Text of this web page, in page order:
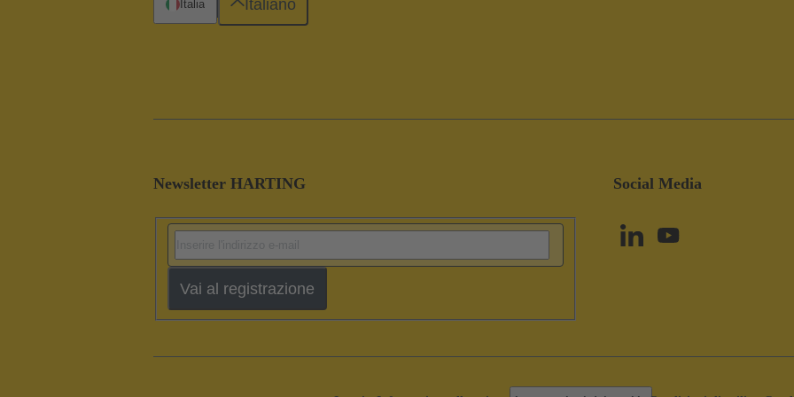
Newsletter HARTING
Vai al registrazione
Social Media
Italia Italiano